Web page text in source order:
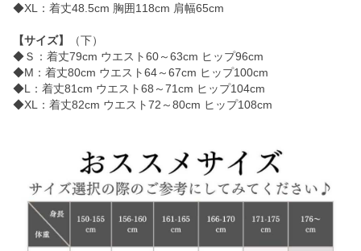
◆XL：着丈48.5cm 胸囲118cm 肩幅65cm
【サイズ】
（下）
◆Ｓ：着丈79cm ウエスト60～63cm ヒップ96cm
◆M：着丈80cm ウエスト64～67cm ヒップ100cm
◆L：着丈81cm ウエスト68～71cm ヒップ104cm
◆XL：着丈82cm ウエスト72～80cm ヒップ108cm